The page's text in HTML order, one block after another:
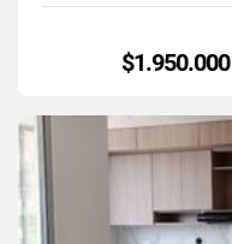
$1.950.000